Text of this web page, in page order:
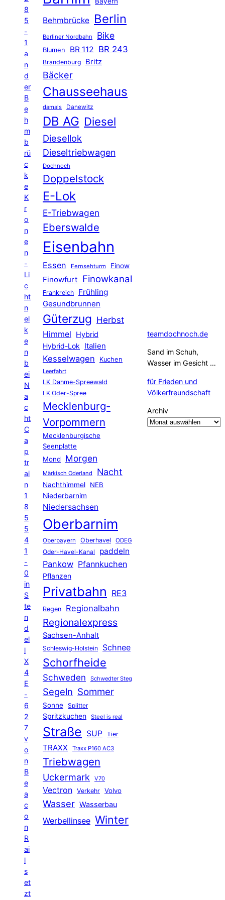
8
5
-
1
a
n
d
er
B
e
h
m
b
rü
c
k
e
K
r
o
n
e
n
-
Li
c
ht
n
el
k
e
n
b
ei
N
a
c
ht
C
a
p
tr
ai
n
1
8
5
5
4
1
-
0
in
S
te
n
d
el
l
X
4
E
-
6
2
7
v
o
n
B
e
a
c
o
n
R
ai
l
s
et
zt
Behmbrücke Berlin
Berliner Nordbahn Bike
Blumen BR 112 BR 243
Brandenburg Britz
Bäcker
Chausseehaus
damals Danewitz
DB AG Diesel
Diesellok
Dieseltriebwagen
Dochnoch
Doppelstock
E-Lok
E-Triebwagen
Eberswalde
Eisenbahn
Essen Fernsehturm Finow
Finowfurt Finowkanal
Frankreich Frühling
Gesundbrunnen
Güterzug Herbst
Himmel
Hybrid
Hybrid-Lok Italien
Kesselwagen Kuchen
Leerfahrt
LK Dahme-Spreewald
LK Oder-Spree
Mecklenburg-
Vorpommern
Mecklenburgische
Seenplatte
Mond
Morgen
Märkisch Oderland Nacht
Nachthimmel
NEB
Niederbarnim
Niedersachsen
Oberbarnim
Oberbayern Oberhavel ODEG
Oder-Havel-Kanal paddeln
Pankow Pfannkuchen
Pflanzen
Privatbahn RE3
Regen Regionalbahn
Regionalexpress
Sachsen-Anhalt
Schleswig-Holstein Schnee
Schorfheide
Schweden Schwedter Steg
Segeln Sommer
Sonne Splitter
Spritzkuchen Steel is real
Straße SUP Tier
TRAXX Traxx P160 AC3
Triebwagen
Uckermark V70
Vectron Verkehr Volvo
Wasser Wasserbau
Werbellinsee Winter
teamdochnoch.de
Sand im Schuh,
Wasser im Gesicht …
für Frieden und
Völkerfreundschaft
Archiv